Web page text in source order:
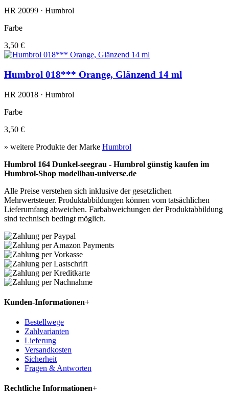
HR 20099 · Humbrol
Farbe
3,50 €
Humbrol 018*** Orange, Glänzend 14 ml
HR 20018 · Humbrol
Farbe
3,50 €
» weitere Produkte der Marke Humbrol
Humbrol 164 Dunkel-seegrau - Humbrol günstig kaufen im
Humbrol-Shop modellbau-universe.de
Alle Preise verstehen sich inklusive der gesetzlichen
Mehrwertsteuer. Produktabbildungen können vom tatsächlichen
Lieferumfang abweichen. Farbabweichungen der Produktabbildung
sind technisch bedingt möglich.
Kunden-Informationen+
Bestellwege
Zahlvarianten
Lieferung
Versandkosten
Sicherheit
Fragen & Antworten
Rechtliche Informationen+